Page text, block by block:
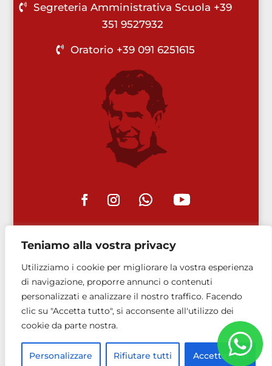
Teniamo alla vostra privacy
Utilizziamo i cookie per migliorare la vostra esperienza
di navigazione, proporre annunci o contenuti
personalizzati e analizzare il nostro traffico. Facendo
clic su "Accetta tutto", si acconsente all'utilizzo dei
cookie da parte nostra.
Personalizzare Rifiutare tutti Accetta tutti
Segreteria Amministrativa Scuola +39
351 9527932
Oratorio +39 091 6251615
📋Privacy Policy 🍪Cookie Policy
© Copyright 2014-2024 – A.S. per
www.ranchibile.org